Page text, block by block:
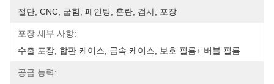
절단, CNC, 굽힘, 페인팅, 혼란, 검사, 포장
포장 세부 사항:
수출 포장, 합판 케이스, 금속 케이스, 보호 필름+ 버블 필름
공급 능력: